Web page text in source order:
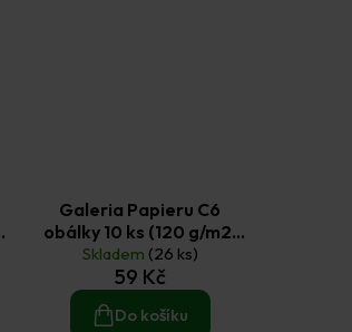
Galeria Papieru C6
obálky 10 ks (120 g/m2)
kraft
Skladem (26 ks)
59 Kč
Do košíku